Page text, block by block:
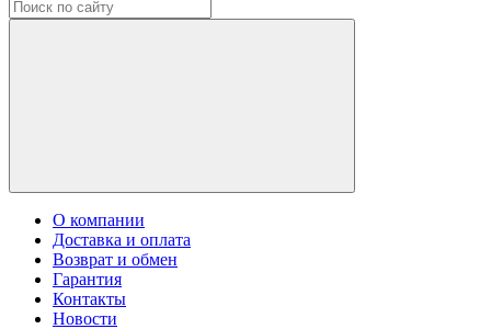
О компании
Доставка и оплата
Возврат и обмен
Гарантия
Контакты
Новости